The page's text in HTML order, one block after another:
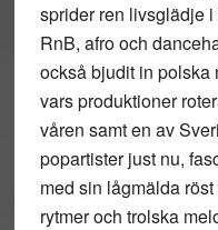
sprider ren livsglädje
RnB, afro och
också bjudit in polska
vars produktioner
våren samt en av
popartister just nu,
med sin lågmälda
rytmer och trolska